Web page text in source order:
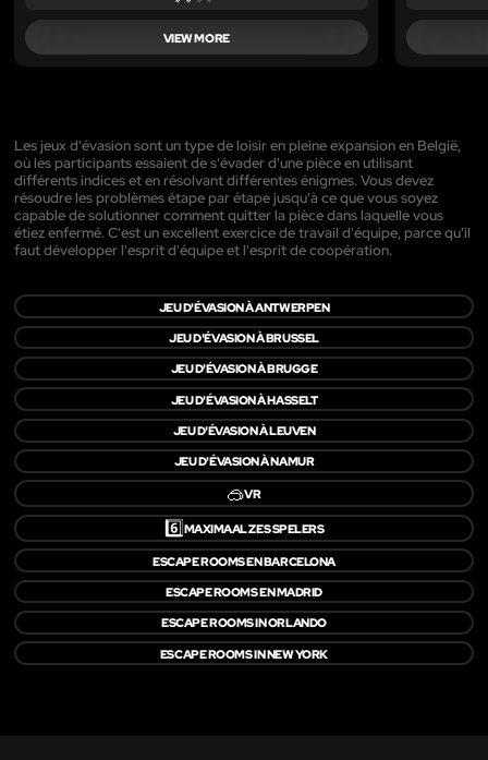
VIEW MORE
Les jeux d'évasion sont un type de loisir en pleine expansion en België,
où les participants essaient de s'évader d'une pièce en utilisant
différents indices et en résolvant différentes énigmes. Vous devez
résoudre les problèmes étape par étape jusqu'à ce que vous soyez
capable de solutionner comment quitter la pièce dans laquelle vous
étiez enfermé. C'est un excellent exercice de travail d'équipe, parce qu'il
faut développer l'esprit d'équipe et l'esprit de coopération.
JEU D'ÉVASION À ANTWERPEN
JEU D'ÉVASION À BRUSSEL
JEU D'ÉVASION À BRUGGE
JEU D'ÉVASION À HASSELT
JEU D'ÉVASION À LEUVEN
JEU D'ÉVASION À NAMUR
🥽VR
6️⃣MAXIMAAL ZES SPELERS
ESCAPE ROOMS EN BARCELONA
ESCAPE ROOMS EN MADRID
ESCAPE ROOMS IN ORLANDO
ESCAPE ROOMS IN NEW YORK